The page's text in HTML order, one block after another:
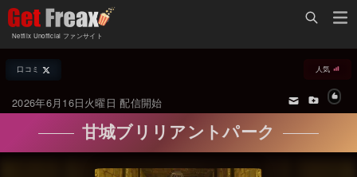
Netflix Unofficial ファンサイト
Netflix新着作品
オールジャンル
海外ドラマ・シリーズ
配信終了予定の作品
海外ドラマ・ラインナップ
口コミ 人気
2026年6月16日火曜日 配信開始
甘城ブリリアントパーク